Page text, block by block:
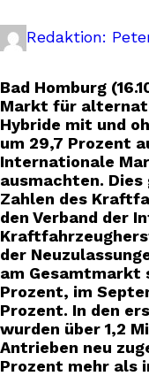
Redaktion:
Bad Homburg
Markt für
Hybride mit und
um 29,7 Prozent
Internationale
ausmachten.
Zahlen des
den Verband der
der
am Gesamtmarkt
Prozent, im
Prozent. In den
wurden über 1,2
Antrieben neu
Prozent mehr als